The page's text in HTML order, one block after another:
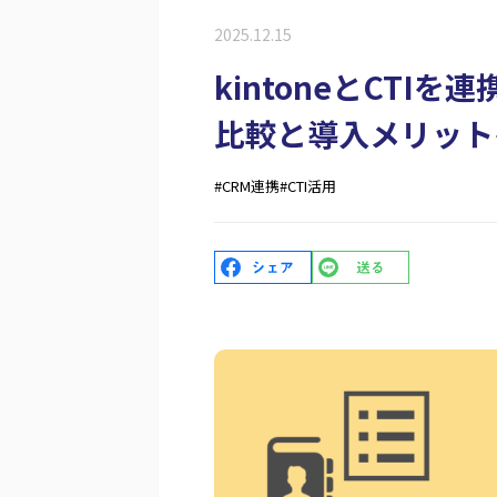
2025.12.15
kintoneとCTIを連
比較と導入メリッ
#CRM連携#CTI活用